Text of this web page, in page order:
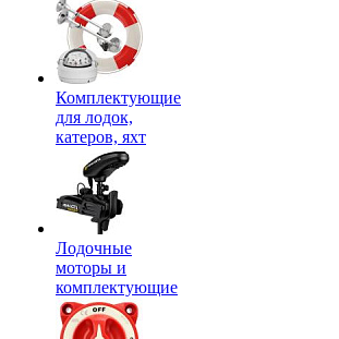
Комплектующие
для лодок,
катеров, яхт
Лодочные
моторы и
комплектующие